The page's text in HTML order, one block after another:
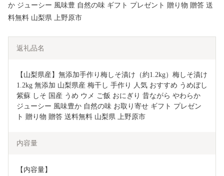
か ジューシー 風味豊 自然の味 ギフト プレゼント 贈り物 贈答 送
料無料 山梨県 上野原市
返礼品名
【山梨県産】無添加手作り梅しそ漬け（約1.2kg）梅しそ漬け
1.2kg 無添加 山梨県産 梅干し 手作り 人気 おすすめ うめぼし
紫蘇 しそ 国産 うめ ウメ ご飯 おにぎり 昔ながら やわらか
ジューシー 風味豊か 自然の味 お取り寄せ ギフト プレゼン
ト 贈り物 贈答 送料無料 山梨県 上野原市
内容量
【内容量】